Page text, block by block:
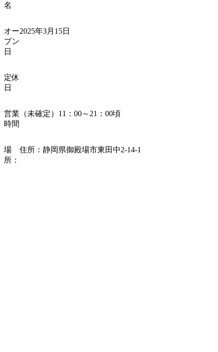
名
オー
プン
日
2025年3月15日
定休
日
営業
時間
（未確定） 11 ： 00～ 21 ： 00頃
場
所：
住所：静岡県御殿場市東田中2-14-1